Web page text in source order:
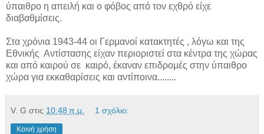
ύπαιθρο η απειλή και ο φόβος από τον εχθρό είχε
διαβαθμίσεις.
Στα χρόνια 1943-44 οι Γερμανοί κατακτητές , λόγω και της
Εθνικής Αντίστασης είχαν περιοριστεί στα κέντρα της χώρας
και από καιρού σε καιρό, έκαναν επιδρομές στην ύπαιθρο
χώρα για εκκαθαρίσεις και αντίποινα........
V. G στις 10:48 π.μ. 1 σχόλιο:
Κοινή χρήση